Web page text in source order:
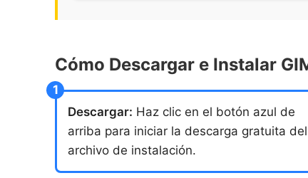
Cómo Descargar e Instalar
Descargar: Haz clic en el botón azul de
arriba para iniciar la descarga gratuita del
archivo de instalación.